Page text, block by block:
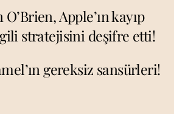
Apple’ın kayıp
stratejisini deşifre etti!
gereksiz sansürleri!